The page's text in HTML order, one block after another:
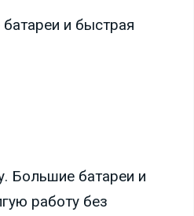
и быстрая
Большие батареи и
работу без